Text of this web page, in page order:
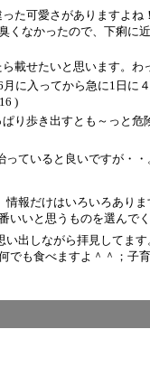
た可愛さがありますよ
なかったので、下痢に
せたいと思います。わ
入ってから急に1日に
)
歩き出すとも～っと危
っていると良いですが・・
報だけはいろいろあり
いいと思うものを選んで
出しながら拝見してま
も食べますよ＾＾；子